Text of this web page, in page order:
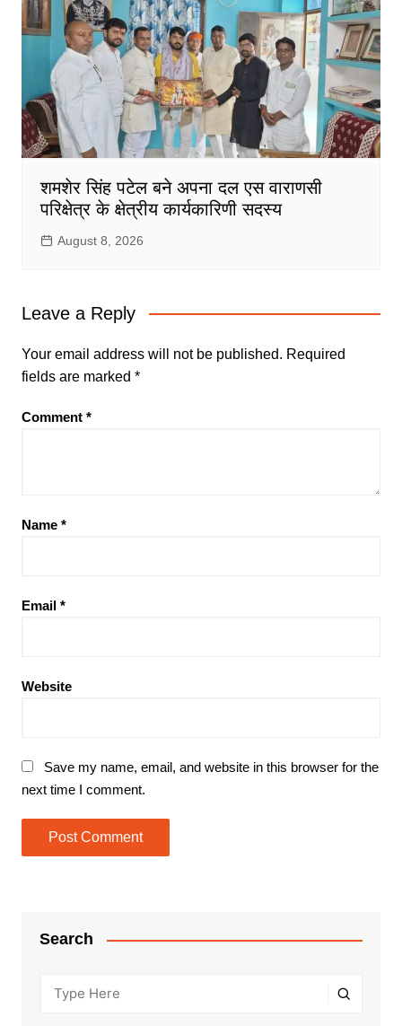
शमशेर सिंह पटेल बने अपना दल एस वाराणसी
परिक्षेत्र के क्षेत्रीय कार्यकारिणी सदस्य
August 8, 2026
Leave a Reply
Your email address will not be published. Required
fields are marked *
Comment *
Name *
Email *
Website
Save my name, email, and website in this browser for the
next time I comment.
Search